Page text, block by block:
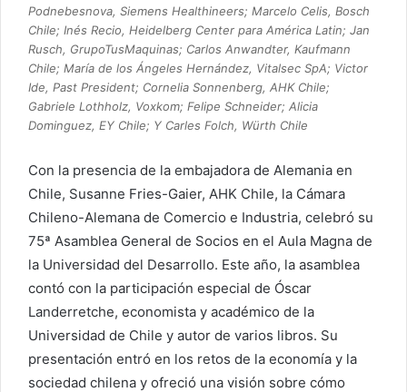
Podnebesnova, Siemens Healthineers; Marcelo Celis, Bosch
Chile; Inés Recio, Heidelberg Center para América Latin; Jan
Rusch, GrupoTusMaquinas; Carlos Anwandter, Kaufmann
Chile; María de los Ángeles Hernández, Vitalsec SpA; Victor
Ide, Past President; Cornelia Sonnenberg, AHK Chile;
Gabriele Lothholz, Voxkom; Felipe Schneider; Alicia
Dominguez, EY Chile; Y Carles Folch, Würth Chile
Con la presencia de la embajadora de Alemania en
Chile, Susanne Fries-Gaier, AHK Chile, la Cámara
Chileno-Alemana de Comercio e Industria, celebró su
75ª Asamblea General de Socios en el Aula Magna de
la Universidad del Desarrollo. Este año, la asamblea
contó con la participación especial de Óscar
Landerretche, economista y académico de la
Universidad de Chile y autor de varios libros. Su
presentación entró en los retos de la economía y la
sociedad chilena y ofreció una visión sobre cómo